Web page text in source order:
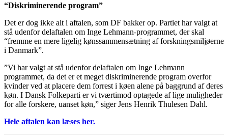
“Diskriminerende program”
Det er dog ikke alt i aftalen, som DF bakker op. Partiet har valgt at
stå udenfor delaftalen om Inge Lehmann-programmet, der skal
“fremme en mere ligelig kønssammensætning af forskningsmiljøerne
i Danmark”.
”Vi har valgt at stå udenfor delaftalen om Inge Lehmann
programmet, da det er et meget diskriminerende program overfor
kvinder ved at placere dem forrest i køen alene på baggrund af deres
køn. I Dansk Folkeparti er vi tværtimod optagede af lige muligheder
for alle forskere, uanset køn,” siger Jens Henrik Thulesen Dahl.
Hele aftalen kan læses her.